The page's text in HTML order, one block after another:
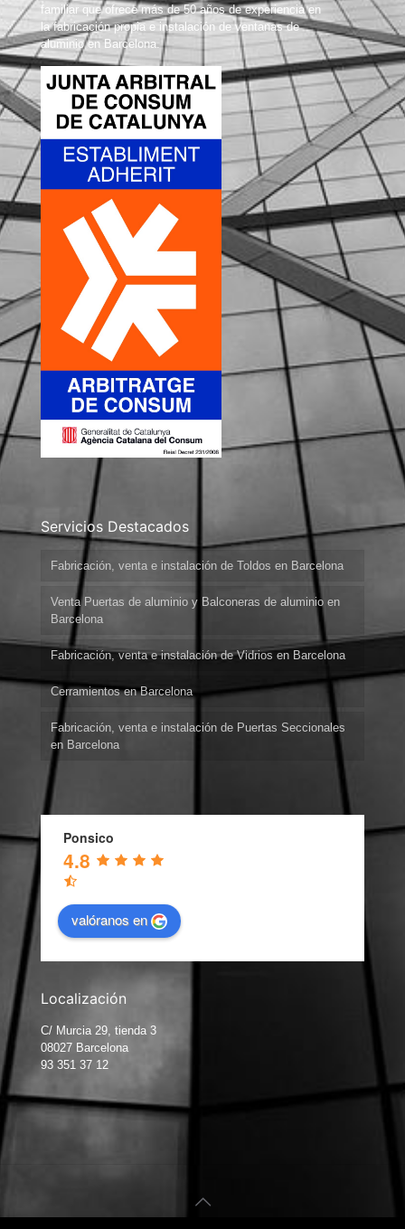
familiar que ofrece más de 50 años de experiencia en
la fabricación propia e instalación de ventanas de
aluminio en Barcelona.
Servicios Destacados
Fabricación, venta e instalación de Toldos en Barcelona
Venta Puertas de aluminio y Balconeras de aluminio en
Barcelona
Fabricación, venta e instalación de Vidrios en Barcelona
Cerramientos en Barcelona
Fabricación, venta e instalación de Puertas Seccionales
en Barcelona
Ponsico
4.8
valóranos en
Localización
C/ Murcia 29, tienda 3
08027 Barcelona
93 351 37 12